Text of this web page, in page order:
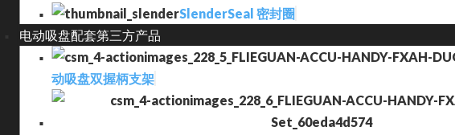
SlenderSeal 密封圈
电动吸盘配套第三方产品
动吸盘双握柄支架